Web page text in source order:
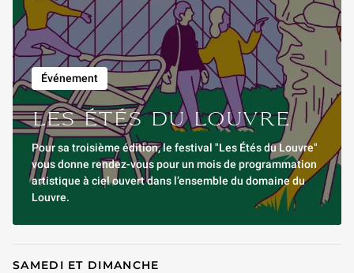
LES ÉTÉS DU LOUVRE
Événement
Pour sa troisième édition, le festival "Les Étés du Louvre"
vous donne rendez-vous pour un mois de programmation
artistique à ciel ouvert dans l’ensemble du domaine du
Louvre.
SAMEDI ET DIMANCHE